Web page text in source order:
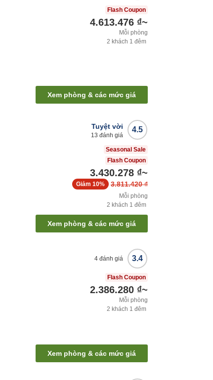
Flash Coupon
4.613.476 ₫~
Mỗi phòng
2 khách 1 đêm
Xem phòng & các mức giá
4.5
Tuyệt vời
13 đánh giá
Seasonal Sale
Flash Coupon
3.430.278 ₫~
3.811.420 ₫
Giảm 10%
Mỗi phòng
2 khách 1 đêm
Xem phòng & các mức giá
3.4
4 đánh giá
Flash Coupon
2.386.280 ₫~
Mỗi phòng
2 khách 1 đêm
Xem phòng & các mức giá